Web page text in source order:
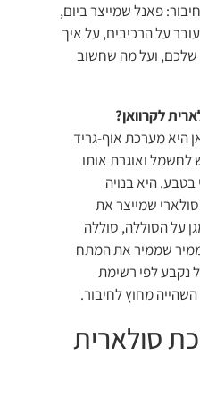
פאנל שמייצר ביום,
על הרכיבים, על איך
שלכם, ועל מה שחשוב
לקרוואן?
היא מערכת אוף-גריד
ואוגרת אותו
היא בנויה
שמייצר את
על הסוללה, סוללה
שממיר את המתח
נקבע לפי רשימת
מחוץ לחיבור.
סולארית